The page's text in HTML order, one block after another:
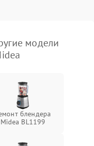
модели
блендера
Midea BL1199